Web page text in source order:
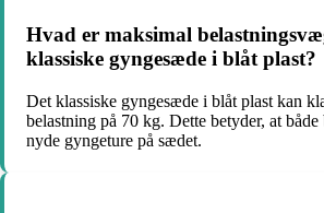
Hvad er maksimal
klassiske gyngesæde i blåt plast?
Det klassiske gyngesæde i blåt plast kan
belastning på 70 kg. Dette betyder, at
nyde gyngeture på sædet.